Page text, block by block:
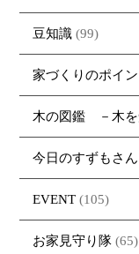
豆知識 (99)
家づくりのポイン
木の図鑑 －木を
今日のすずもさん
EVENT (105)
お家見守り隊 (65)